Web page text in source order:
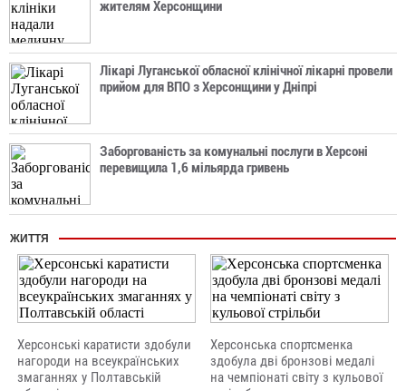
жителям Херсонщини
Лікарі Луганської обласної клінічної лікарні провели
прийом для ВПО з Херсонщини у Дніпрі
Заборгованість за комунальні послуги в Херсоні
перевищила 1,6 мільярда гривень
ЖИТТЯ
Херсонські каратисти здобули
нагороди на всеукраїнських
змаганнях у Полтавській
Херсонська спортсменка
здобула дві бронзові медалі
на чемпіонаті світу з кульової